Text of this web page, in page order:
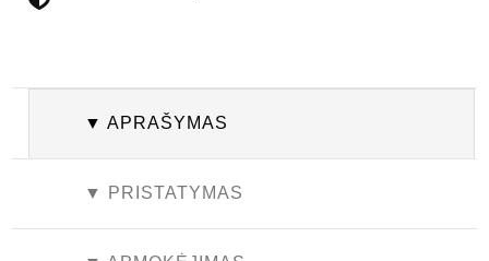
▼ APRAŠYMAS
▼ PRISTATYMAS